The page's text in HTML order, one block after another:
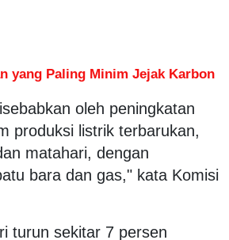
yang Paling Minim Jejak Karbon
oleh peningkatan
produksi listrik terbarukan,
matahari, dengan
bara dan gas," kata Komisi
turun sekitar 7 persen